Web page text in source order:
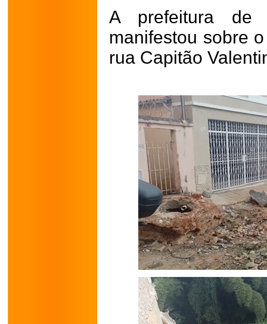
A prefeitura de
manifestou sobre
rua Capitão